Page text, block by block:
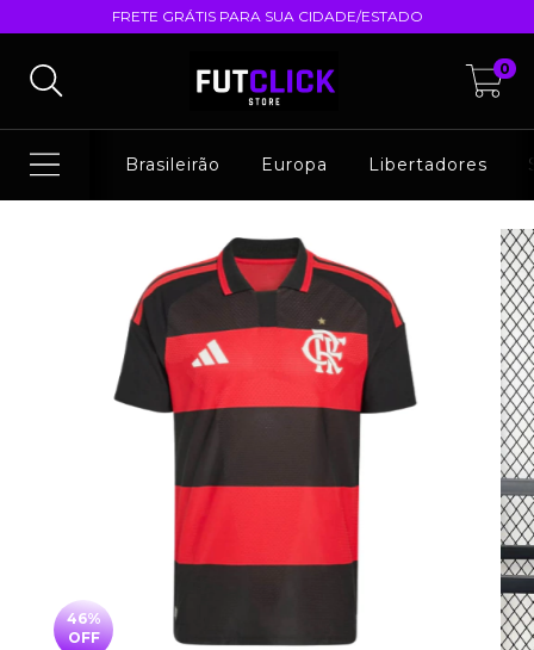
FRETE GRÁTIS PARA SUA CIDADE/ESTADO
0
Brasileirão Europa Libertadores
46%
OFF